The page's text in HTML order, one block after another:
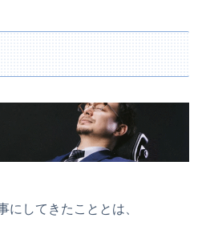
にしてきたこととは、